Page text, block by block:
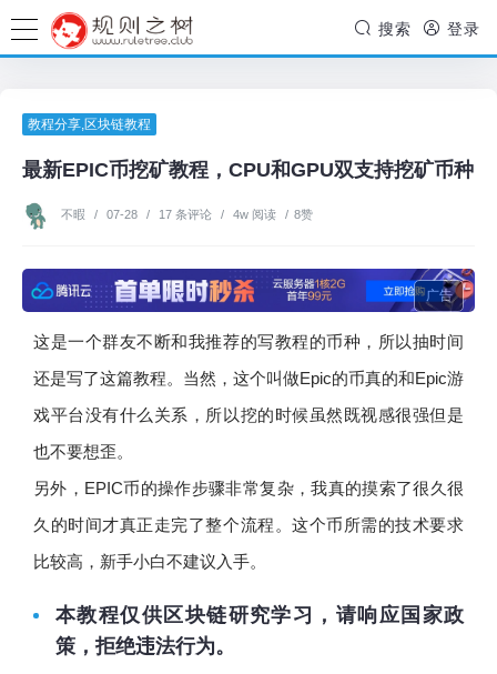
搜索 登录
教程分享,区块链教程
最新EPIC币挖矿教程，CPU和GPU双支持挖矿币种
不暇 / 07-28 / 17 条评论 / 4w 阅读 / 8赞
广告
这是一个群友不断和我推荐的写教程的币种，所以抽时间
还是写了这篇教程。当然，这个叫做Epic的币真的和Epic游
戏平台没有什么关系，所以挖的时候虽然既视感很强但是
也不要想歪。
另外，EPIC币的操作步骤非常复杂，我真的摸索了很久很
久的时间才真正走完了整个流程。这个币所需的技术要求
比较高，新手小白不建议入手。
本教程仅供区块链研究学习，请响应国家政
策，拒绝违法行为。